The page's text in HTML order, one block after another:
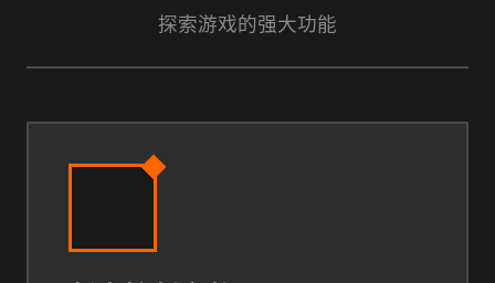
探索游戏的强大功能